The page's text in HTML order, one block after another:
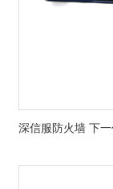
深信服防火墙 下